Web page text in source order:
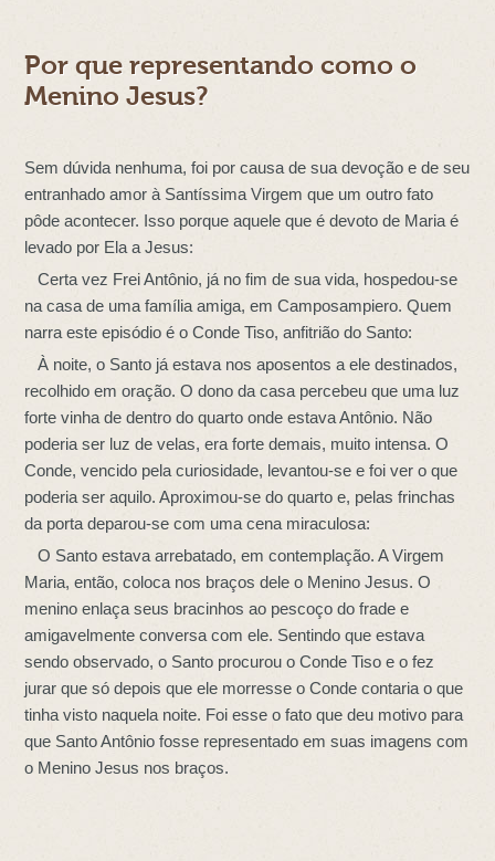
Por que representando como o
Menino Jesus?
Sem dúvida nenhuma, foi por causa de sua devoção e de seu
entranhado amor à Santíssima Virgem que um outro fato
pôde acontecer. Isso porque aquele que é devoto de Maria é
levado por Ela a Jesus:
Certa vez Frei Antônio, já no fim de sua vida, hospedou-se
na casa de uma família amiga, em Camposampiero. Quem
narra este episódio é o Conde Tiso, anfitrião do Santo:
À noite, o Santo já estava nos aposentos a ele destinados,
recolhido em oração. O dono da casa percebeu que uma luz
forte vinha de dentro do quarto onde estava Antônio. Não
poderia ser luz de velas, era forte demais, muito intensa. O
Conde, vencido pela curiosidade, levantou-se e foi ver o que
poderia ser aquilo. Aproximou-se do quarto e, pelas frinchas
da porta deparou-se com uma cena miraculosa:
O Santo estava arrebatado, em contemplação. A Virgem
Maria, então, coloca nos braços dele o Menino Jesus. O
menino enlaça seus bracinhos ao pescoço do frade e
amigavelmente conversa com ele. Sentindo que estava
sendo observado, o Santo procurou o Conde Tiso e o fez
jurar que só depois que ele morresse o Conde contaria o que
tinha visto naquela noite. Foi esse o fato que deu motivo para
que Santo Antônio fosse representado em suas imagens com
o Menino Jesus nos braços.